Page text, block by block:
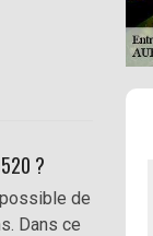
?
de
Dans ce